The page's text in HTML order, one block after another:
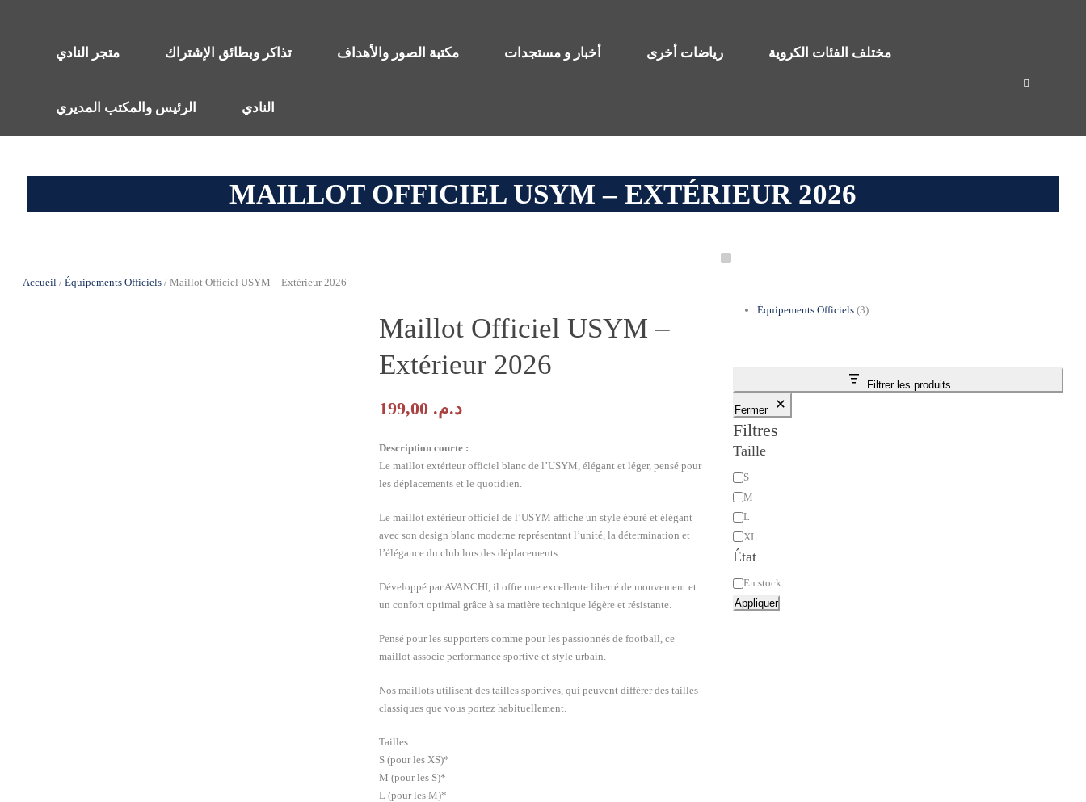
متجر النادي تذاكر وبطائق الإشتراك مكتبة الصور والأهداف أخبار و مستجدات رياضات أخرى مختلف الفئات الكروية
الرئيس والمكتب المديري النادي
MAILLOT OFFICIEL USYM – EXTÉRIEUR 2026
Accueil /Équipements Officiels / Maillot Officiel USYM – Extérieur 2026
Maillot Officiel USYM –
Extérieur 2026
د.م.
Description courte :
Le maillot extérieur officiel blanc de l’USYM, élégant et léger, pensé pour
les déplacements et le quotidien.
Le maillot extérieur officiel de l’USYM affiche un style épuré et élégant
avec son design blanc moderne représentant l’unité, la détermination et
l’élégance du club lors des déplacements.
Développé parAVANCHI, il offre une excellente liberté de mouvement et
un confort optimal grâce à sa matière technique légère et résistante.
Pensé pour les supporters comme pour les passionnés de football, ce
maillot associe performance sportive et style urbain.
Nos maillots utilisent des tailles sportives, qui peuvent différer des tailles
classiques que vous portez habituellement.
Tailles:
S (pour les XS)*
M (pour les S)*
L (pour les M)*
Équipements Officiels 33
Filtrer les produits
Fermer
Filtres
Taille
Taille
S
M
L
XL
État
ÉtatEn stock
Appliquer